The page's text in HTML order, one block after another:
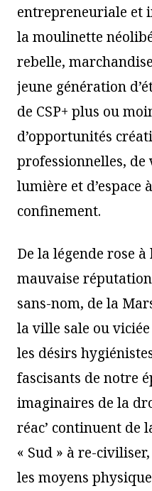
entrepreneuriale et
la moulinette
rebelle,
jeune génération
de CSP+ plus ou
d’opportunités
professionnelles, de
lumière et d’espace
confinement.
De la légende rose
mauvaise
sans-nom, de la
la ville sale ou
les désirs
fascisants de notre
imaginaires de la
réac’ continuent de
« Sud » à re-
les moyens